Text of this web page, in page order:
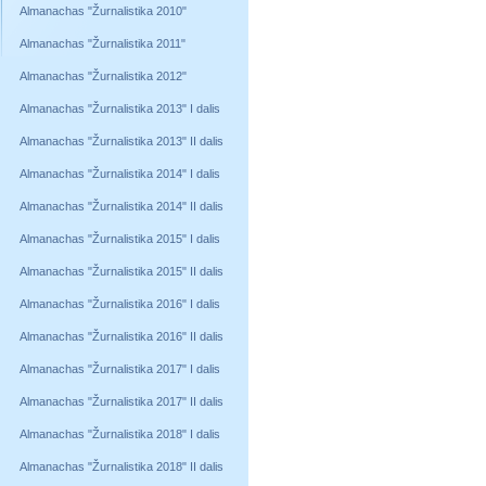
Almanachas "Žurnalistika 2010"
Almanachas "Žurnalistika 2011"
Almanachas "Žurnalistika 2012"
Almanachas "Žurnalistika 2013" I dalis
Almanachas "Žurnalistika 2013" II dalis
Almanachas "Žurnalistika 2014" I dalis
Almanachas "Žurnalistika 2014" II dalis
Almanachas "Žurnalistika 2015" I dalis
Almanachas "Žurnalistika 2015" II dalis
Almanachas "Žurnalistika 2016" I dalis
Almanachas "Žurnalistika 2016" II dalis
Almanachas "Žurnalistika 2017" I dalis
Almanachas "Žurnalistika 2017" II dalis
Almanachas "Žurnalistika 2018" I dalis
Almanachas "Žurnalistika 2018" II dalis